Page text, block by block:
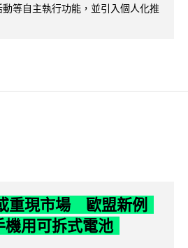
等自主執行功能，並引入個人化推
重現市場 歐盟新例
用可拆式電池